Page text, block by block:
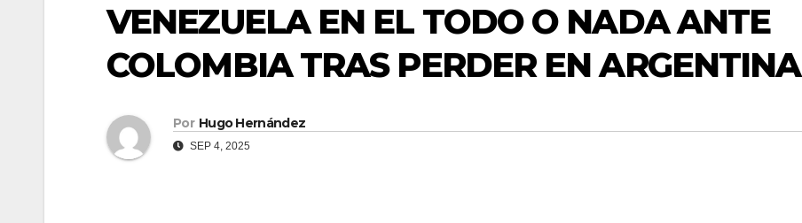
VENEZUELA EN EL TODO O NADA ANTE
COLOMBIA TRAS PERDER EN ARGENTINA
Por Hugo Hernández
SEP 4, 2025